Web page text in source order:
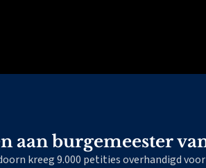
aan burgemeester
kreeg 9.000 petities overhandigd